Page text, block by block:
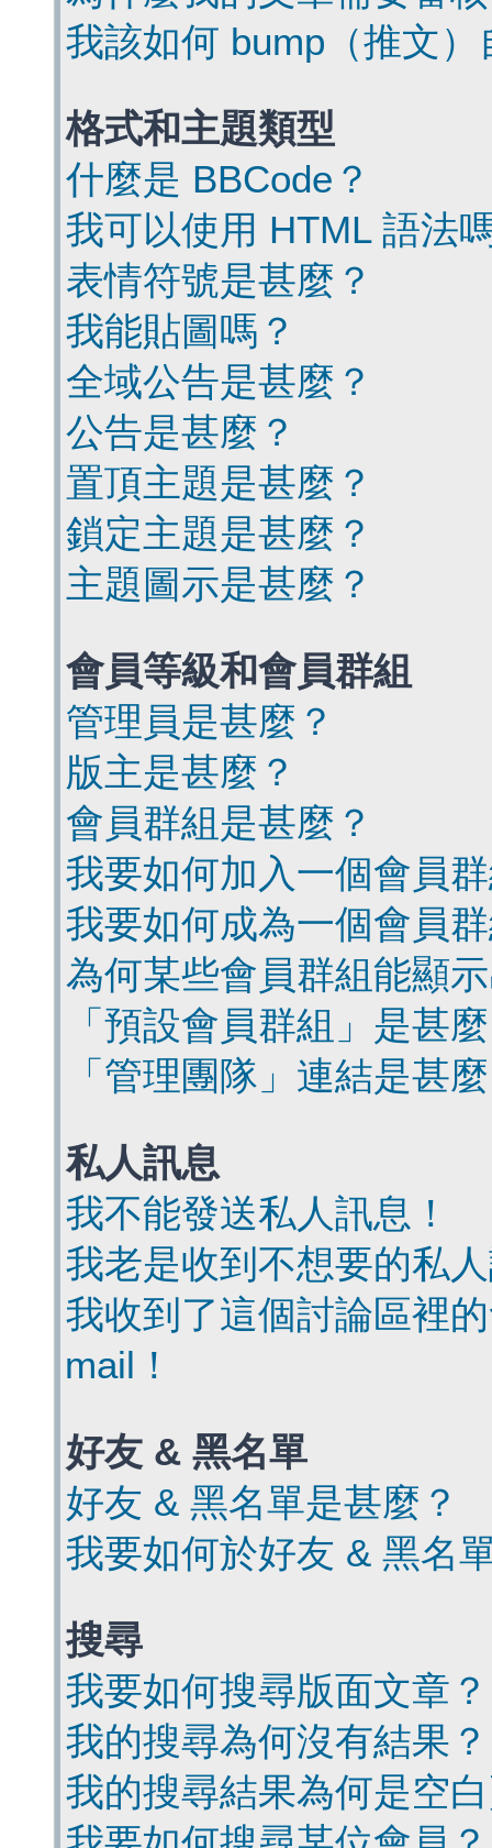
我該如何 bump（推文
格式和主題類型
什麼是 BBCode？
我可以使用 HTML 語法
表情符號是甚麼？
我能貼圖嗎？
全域公告是甚麼？
公告是甚麼？
置頂主題是甚麼？
鎖定主題是甚麼？
主題圖示是甚麼？
會員等級和會員群組
管理員是甚麼？
版主是甚麼？
會員群組是甚麼？
我要如何加入一個會員
我要如何成為一個會員
為何某些會員群組能顯
「預設會員群組」是甚
「管理團隊」連結是甚
私人訊息
我不能發送私人訊息！
我老是收到不想要的私
我收到了這個討論區裡
mail！
好友 & 黑名單
好友 & 黑名單是甚麼？
我要如何於好友 & 黑名
搜尋
我要如何搜尋版面文章？
我的搜尋為何沒有結果？
我的搜尋結果為何是空